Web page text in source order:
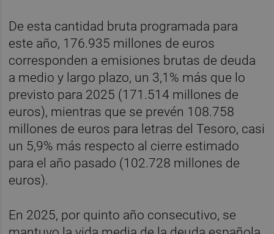
De esta cantidad bruta programada para
este año, 176.935 millones de euros
corresponden a emisiones brutas de deuda
a medio y largo plazo, un 3,1% más que lo
previsto para 2025 (171.514 millones de
euros), mientras que se prevén 108.758
millones de euros para letras del Tesoro, casi
un 5,9% más respecto al cierre estimado
para el año pasado (102.728 millones de
euros).
En 2025, por quinto año consecutivo, se